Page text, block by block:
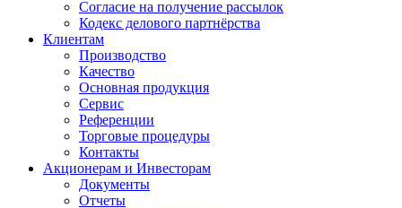
Согласие на получение рассылок
Кодекс делового партнёрства
Клиентам
Производство
Качество
Основная продукция
Сервис
Референции
Торговые процедуры
Контакты
Акционерам и Инвесторам
Документы
Отчеты